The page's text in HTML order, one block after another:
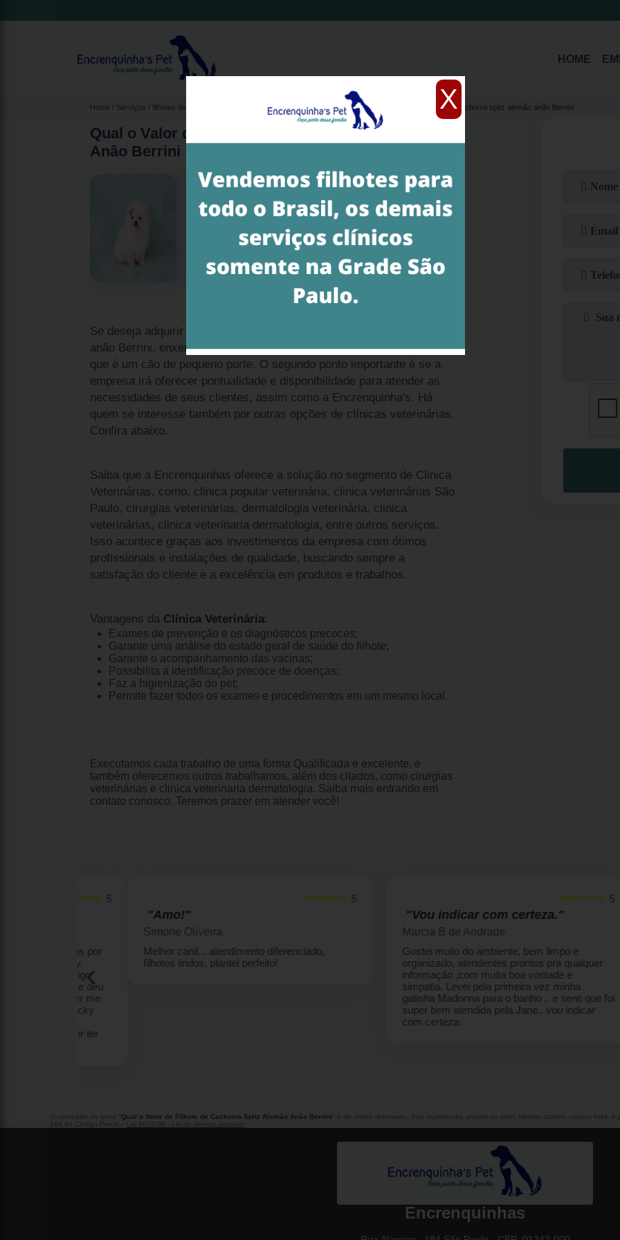
X
HOME
Home Serviços filhotes de spitz alemão anão filhote de spitz alemão anão preto qual o valor de filhote de cachorro spitz alemão anão Berrini
Qual o Valor de Filhote de Cachorro Spitz Alemão
Anão Berrini
Se deseja adquirir qual o valor de filhote de cachorro spitz alemão
anão Berrini, enxergue dois pontos importantes. O primeiro é entender
que é um cão de pequeno porte. O segundo ponto importante é se a
empresa irá oferecer pontualidade e disponibilidade para atender as
necessidades de seus clientes, assim como a Encrenquinha's. Há
quem se interesse também por outras opções de clínicas veterinárias.
Confira abaixo.
Saiba que a Encrenquinhas oferece a solução no segmento de Clinica
Veterinárias, como, clinica popular veterinária, clinica veterinárias São
Paulo, cirurgias veterinárias, dermatologia veterinária, clinica
veterinárias, clinica veterinaria dermatologia, entre outros serviços.
Isso acontece graças aos investimentos da empresa com ótimos
profissionais e instalações de qualidade, buscando sempre a
satisfação do cliente e a excelência em produtos e trabalhos.
Vantagens da Clínica Veterinária:
Exames de prevenção e os diagnósticos precoces;
Garante uma análise do estado geral de saúde do filhote;
Garante o acompanhamento das vacinas;
Possibilita a identificação precoce de doenças;
Faz a higienização do pet;
Permite fazer todos os exames e procedimentos em um mesmo local.
Executamos cada trabalho de uma forma Qualificada e excelente, e
também oferecemos outros trabalhamos, além dos citados, como cirurgias
veterinárias e clinica veterinaria dermatologia. Saiba mais entrando em
contato conosco. Teremos prazer em atender você!
5
☆☆☆☆☆
"Amo!"
Simone Oliveira
Melhor canil... atendimento diferenciado,
filhotes lindos, plantel perfeito!
5
☆☆☆☆☆
"Vou indicar com certeza."
Marcia B de Andrade
Gostei muito do ambiente, bem limpo e
organizado, atendentes prontos pra qualquer
informação ,com muita boa vontade e
simpatia. Levei pela primeira vez minha
gatinha Madonna para o banho .. e senti que foi
super bem atendida pela Jane.. vou indicar
com certeza.
‹
O conteúdo do texto " Qual o Valor de Filhote de Cachorro Spitz Alemão Anão Berrini " é de direito reservado. Sua reprodução, parcial ou total, mesmo citando nossos links,
184 do Código Penal –
Lei 9610/98 - Lei de direitos autorais
Encrenquinhas